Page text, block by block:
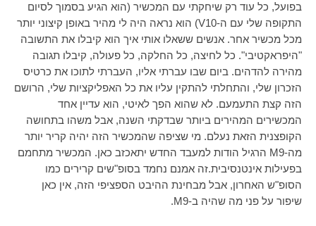
בפועל, כל עוד רק שיחקתי עם המכשיר (הוא הגיע בסמוך לסיום
התקופה שלי עם ה-V10) הוא נראה היה לי מהיר באופן קיצוני יותר
מכל מכשיר אחר. אנשים ששאלו אותי איך הוא קיבלו את התשובה
"היפראקטיבי". כל לחיצה, כל החלקה, כל פעולה, קיבלו תגובה
מהירה להדהים. ביום שבו עברתי אליו, העברתי לתוכו את כרטיס
הזכרון שלי, והתחלתי להתקין עליו את כל האפליקציות שלי, הרושם
הזה קצת התעמעם. לא שהוא הפך לאיטי, הוא עדיין אחד
המכשירים המהירים ביותר שבדקתי השנה, אבל משהו בתחושה
הקופצנית הזאת נעלם. מי שציפה שהמכשיר הזה יהיה קריר יותר
מה-M9 הרגיל הודות למעבד החדש יתאכזב כאן. המכשיר מתחמם
בפעילות אינטנסיבית.זה אמנם נחמד בסופ"שים קרירים כמו
הסופ"ש האחרון, אבל מבחינת ההיבט הספציפי הזה, אין כאן
שיפור על פני מה שהיה ב-M9
.